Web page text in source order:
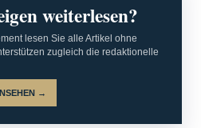
weiterlesen?
lesen Sie alle Artikel ohne
zugleich die redaktionelle
→